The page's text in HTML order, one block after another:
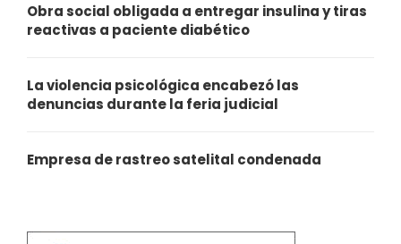
Obra social obligada a entregar insulina y tiras
reactivas a paciente diabético
La violencia psicológica encabezó las
denuncias durante la feria judicial
Empresa de rastreo satelital condenada